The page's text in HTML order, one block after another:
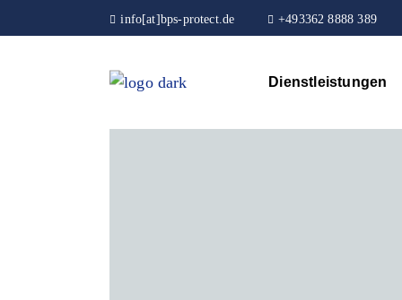
info[at]bps-protect.de +493362 8888 389
Dienstleistungen